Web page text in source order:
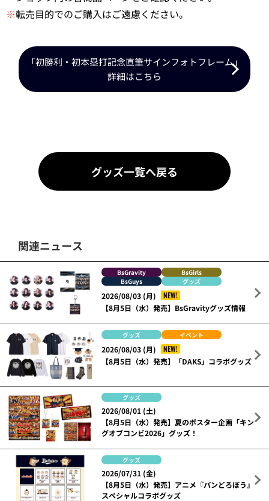
※転売目的でのご購入はご遠慮ください。
「初勝利・初本塁打記念直筆サインフォトフレーム」
詳細はこちら
グッズ一覧へ戻る
関連ニュース
BsGravity
BsGirls
BsGuys
グッズ
2026/08/03 (月)
NEW!
【8月5日（水）発売】BsGravityグッズ情報
グッズ イベント
2026/08/03 (月)
NEW!
【8月5日（水）発売】「DAKS」コラボグッズ
グッズ
2026/08/01 (土)
【8月5日（水）発売】夏のポスター企画「キン
グオブコンビ2026」グッズ！
グッズ
2026/07/31 (金)
【8月5日（水）発売】アニメ『パンどろぼう』
スペシャルコラボグッズ